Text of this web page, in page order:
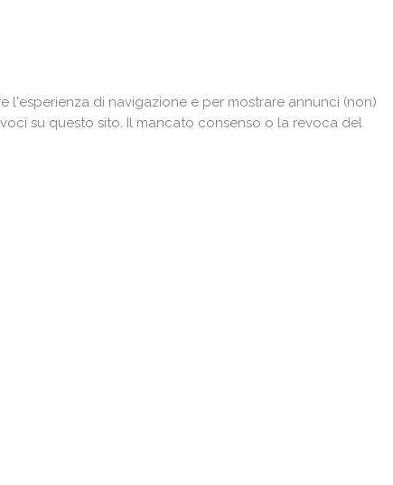
di navigazione e per mostrare annunci (non)
su questo sito. Il mancato consenso o la revoca del